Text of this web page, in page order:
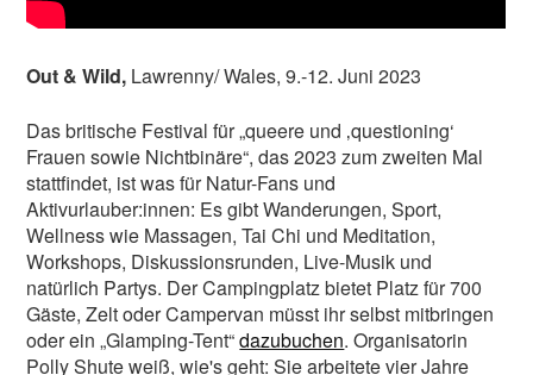
Out & Wild, Lawrenny/ Wales, 9.-12. Juni 2023
Das britische Festival für „queere und ‚questioning‘
Frauen sowie Nichtbinäre“, das 2023 zum zweiten Mal
stattfindet, ist was für Natur-Fans und
Aktivurlauber:innen: Es gibt Wanderungen, Sport,
Wellness wie Massagen, Tai Chi und Meditation,
Workshops, Diskussionsrunden, Live-Musik und
natürlich Partys. Der Campingplatz bietet Platz für 700
Gäste, Zelt oder Campervan müsst ihr selbst mitbringen
oder ein „Glamping-Tent“dazubuchen. Organisatorin
Polly Shute weiß, wie's geht: Sie arbeitete vier Jahre